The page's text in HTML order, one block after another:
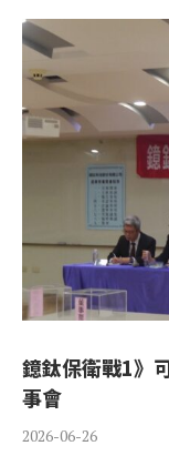
鐿鈦保衛戰1》
事會
2026-06-26